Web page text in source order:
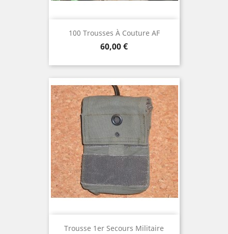
100 Trousses À Couture AF
Prix
60,00 €
Trousse 1er Secours Militaire